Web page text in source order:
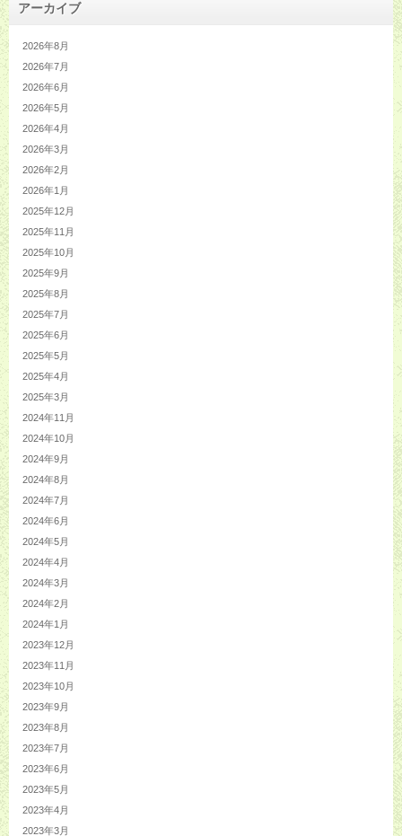
アーカイブ
2026年8月
2026年7月
2026年6月
2026年5月
2026年4月
2026年3月
2026年2月
2026年1月
2025年12月
2025年11月
2025年10月
2025年9月
2025年8月
2025年7月
2025年6月
2025年5月
2025年4月
2025年3月
2024年11月
2024年10月
2024年9月
2024年8月
2024年7月
2024年6月
2024年5月
2024年4月
2024年3月
2024年2月
2024年1月
2023年12月
2023年11月
2023年10月
2023年9月
2023年8月
2023年7月
2023年6月
2023年5月
2023年4月
2023年3月